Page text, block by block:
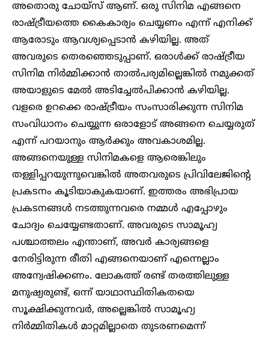
അതൊരു ചോയ്‌സ് ആണ്. ഒരു സിനിമ എങ്ങനെ
രാഷ്ട്രീയത്തെ കൈകാര്യം ചെയ്യണം എന്ന് എനിക്ക്
ആരോടും ആവശ്യപ്പെടാൻ കഴിയില്ല. അത്
അവരുടെ തെരഞ്ഞെടുപ്പാണ്. ഒരാൾക്ക് രാഷ്ട്രീയ
സിനിമ നിർമ്മിക്കാൻ താൽപര്യമില്ലെങ്കിൽ നമുക്കത്
അയാളുടെ മേൽ അടിച്ചേൽപിക്കാൻ കഴിയില്ല.
വളരെ ഉറക്കെ രാഷ്ട്രീയം സംസാരിക്കുന്ന സിനിമ
സംവിധാനം ചെയ്യുന്ന ഒരാളോട് അങ്ങനെ ചെയ്യരുത്
എന്ന് പറയാനും ആർക്കും അവകാശമില്ല.
അങ്ങനെയുള്ള സിനിമകളെ ആരെങ്കിലും
തള്ളിപ്പറയുന്നുവെങ്കിൽ അതവരുടെ പ്രിവിലേജിന്റെ
പ്രകടനം കൂടിയാകുകയാണ്. ഇത്തരം അഭിപ്രായ
പ്രകടനങ്ങൾ നടത്തുന്നവരെ നമ്മൾ എപ്പോഴും
ചോദ്യം ചെയ്യേണ്ടതാണ്. അവരുടെ സാമൂഹ്യ
പശ്ചാത്തലം എന്താണ്, അവർ കാര്യങ്ങളെ
നേരിട്ടിരുന്ന രീതി എങ്ങനെയാണ് എന്നെല്ലാം
അന്വേഷിക്കണം. ലോകത്ത് രണ്ട് തരത്തിലുള്ള
മനുഷ്യരുണ്ട്, ഒന്ന് യാഥാസ്ഥിതികതയെ
സൂക്ഷിക്കുന്നവർ, അല്ലെങ്കിൽ സാമൂഹ്യ
നിർമ്മിതികൾ മാറ്റമില്ലാതെ തുടരണമെന്ന്